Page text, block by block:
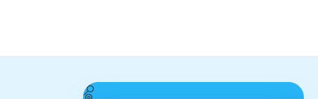
Studiengang oder Hochschule